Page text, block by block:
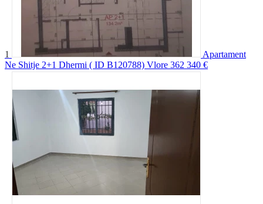
1
Apartament
Ne Shitje 2+1 Dhermi ( ID B120788) Vlore 362 340 €